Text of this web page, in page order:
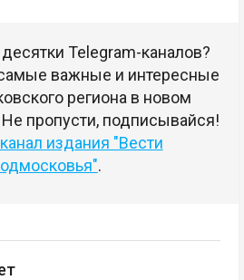
Telegram-каналов?
важные и интересные
региона в новом
пропусти, подписывайся!
издания "Вести
.